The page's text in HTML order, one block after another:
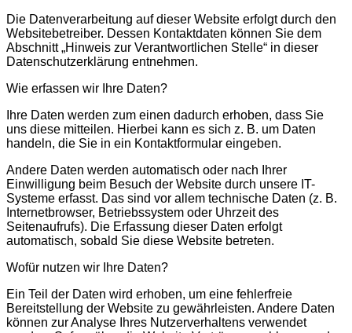
Die Datenverarbeitung auf dieser Website erfolgt durch den
Websitebetreiber. Dessen Kontaktdaten können Sie dem
Abschnitt „Hinweis zur Verantwortlichen Stelle“ in dieser
Datenschutzerklärung entnehmen.
Wie erfassen wir Ihre Daten?
Ihre Daten werden zum einen dadurch erhoben, dass Sie
uns diese mitteilen. Hierbei kann es sich z. B. um Daten
handeln, die Sie in ein Kontaktformular eingeben.
Andere Daten werden automatisch oder nach Ihrer
Einwilligung beim Besuch der Website durch unsere IT-
Systeme erfasst. Das sind vor allem technische Daten (z. B.
Internetbrowser, Betriebssystem oder Uhrzeit des
Seitenaufrufs). Die Erfassung dieser Daten erfolgt
automatisch, sobald Sie diese Website betreten.
Wofür nutzen wir Ihre Daten?
Ein Teil der Daten wird erhoben, um eine fehlerfreie
Bereitstellung der Website zu gewährleisten. Andere Daten
können zur Analyse Ihres Nutzerverhaltens verwendet